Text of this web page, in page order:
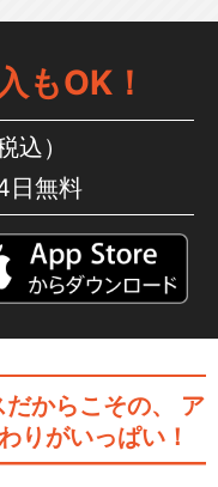
KOTOKO
川田まみ
もOK！
込）
日無料
からこその、
ア
りがいっぱい！